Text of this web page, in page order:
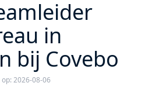
in
bij Covebo
2026-08-06